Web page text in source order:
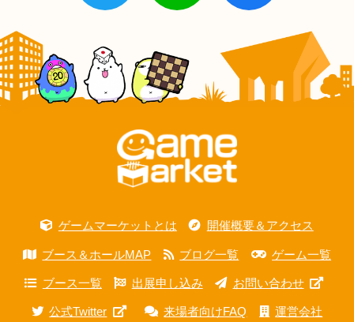
ゲームマーケットとは 開催概要＆アクセス
ブース＆ホールMAP ブログ一覧 ゲーム一覧
ブース一覧 出展申し込み お問い合わせ
公式Twitter 来場者向けFAQ 運営会社